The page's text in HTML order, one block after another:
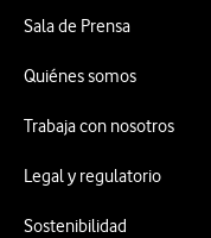
Sala de Prensa
Quiénes somos
Trabaja con nosotros
Legal y regulatorio
Sostenibilidad